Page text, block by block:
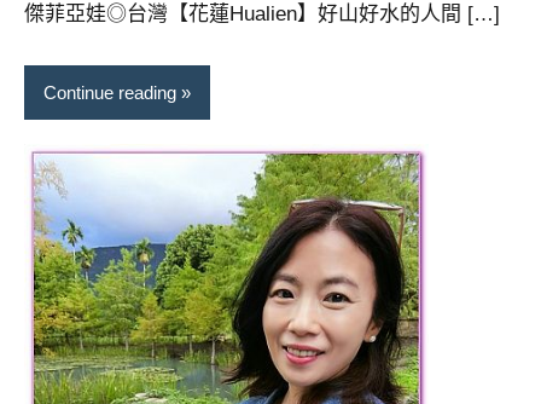
傑菲亞娃◎台灣【花蓮Hualien】好山好水的人間 […]
Continue reading